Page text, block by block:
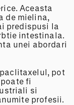
Aceasta
de mielina,
predispusi la
intestinala.
unei abordari
pot
fi
si
profesii.